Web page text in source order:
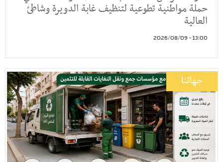
حملة مواطنية تطوعية لتنظيف غابة الدويرة وشاطئ
العالية
13:00 - 2026/08/09
جهاتنا